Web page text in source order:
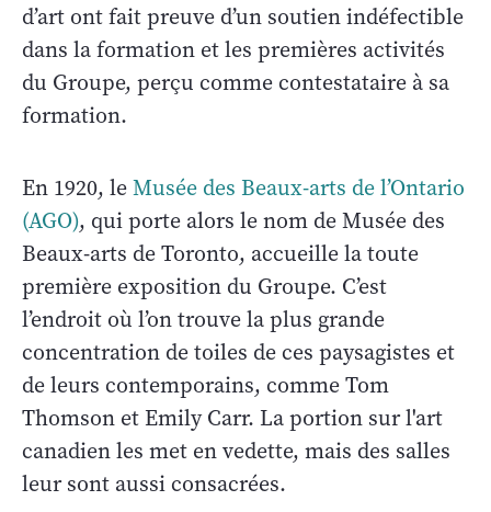
d’art ont fait preuve d’un soutien indéfectible
dans la formation et les premières activités
du Groupe, perçu comme contestataire à sa
formation.
En 1920, leMusée des Beaux-arts de l’Ontario
(AGO), qui porte alors le nom de Musée des
Beaux-arts de Toronto, accueille la toute
première exposition du Groupe. C’est
l’endroit où l’on trouve la plus grande
concentration de toiles de ces paysagistes et
de leurs contemporains, comme Tom
Thomson et Emily Carr. La portion sur l'art
canadien les met en vedette, mais des salles
leur sont aussi consacrées.